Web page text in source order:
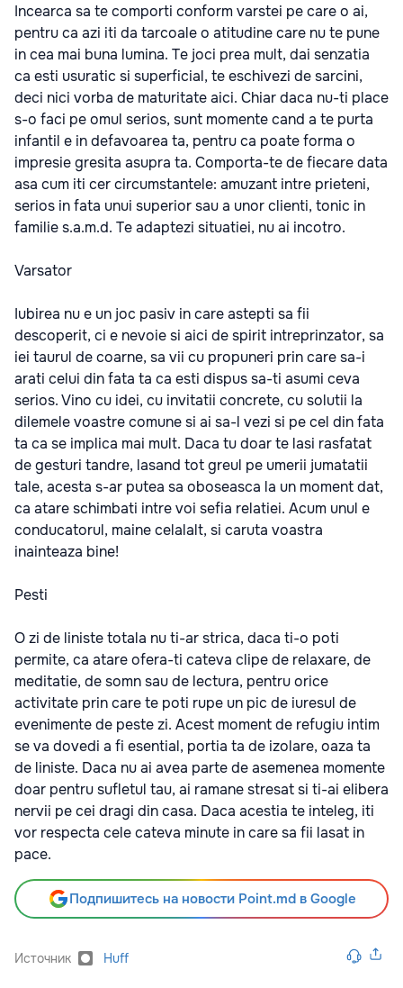
Incearca sa te comporti conform varstei pe care o ai,
pentru ca azi iti da tarcoale o atitudine care nu te pune
in cea mai buna lumina. Te joci prea mult, dai senzatia
ca esti usuratic si superficial, te eschivezi de sarcini,
deci nici vorba de maturitate aici. Chiar daca nu-ti place
s-o faci pe omul serios, sunt momente cand a te purta
infantil e in defavoarea ta, pentru ca poate forma o
impresie gresita asupra ta. Comporta-te de fiecare data
asa cum iti cer circumstantele: amuzant intre prieteni,
serios in fata unui superior sau a unor clienti, tonic in
familie s.a.m.d. Te adaptezi situatiei, nu ai incotro.
Varsator
Iubirea nu e un joc pasiv in care astepti sa fii
descoperit, ci e nevoie si aici de spirit intreprinzator, sa
iei taurul de coarne, sa vii cu propuneri prin care sa-i
arati celui din fata ta ca esti dispus sa-ti asumi ceva
serios. Vino cu idei, cu invitatii concrete, cu solutii la
dilemele voastre comune si ai sa-l vezi si pe cel din fata
ta ca se implica mai mult. Daca tu doar te lasi rasfatat
de gesturi tandre, lasand tot greul pe umerii jumatatii
tale, acesta s-ar putea sa oboseasca la un moment dat,
ca atare schimbati intre voi sefia relatiei. Acum unul e
conducatorul, maine celalalt, si caruta voastra
inainteaza bine!
Pesti
O zi de liniste totala nu ti-ar strica, daca ti-o poti
permite, ca atare ofera-ti cateva clipe de relaxare, de
meditatie, de somn sau de lectura, pentru orice
activitate prin care te poti rupe un pic de iuresul de
evenimente de peste zi. Acest moment de refugiu intim
se va dovedi a fi esential, portia ta de izolare, oaza ta
de liniste. Daca nu ai avea parte de asemenea momente
doar pentru sufletul tau, ai ramane stresat si ti-ai elibera
nervii pe cei dragi din casa. Daca acestia te inteleg, iti
vor respecta cele cateva minute in care sa fii lasat in
pace.
Подпишитесь на новости Point.md в Google
Источник Huff